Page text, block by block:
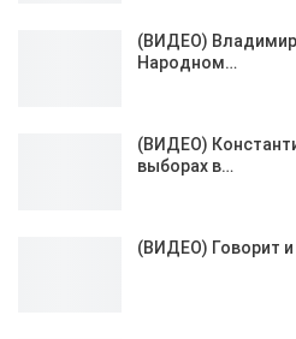
(ВИДЕО) Владимир
Народном…
(ВИДЕО)
выборах в…
(ВИДЕО) Говорит